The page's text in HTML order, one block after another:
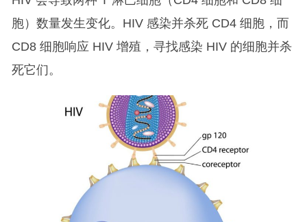
胞）数量发生变化。HIV 感染并杀死 CD4 细胞，而
CD8 细胞响应 HIV 增殖，寻找感染 HIV 的细胞并杀
死它们。